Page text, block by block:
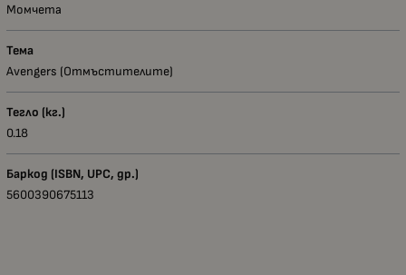
Момчета
Тема
Avengers (Oтмъстителите)
Тегло (кг.)
0.18
Баркод (ISBN, UPC, др.)
5600390675113